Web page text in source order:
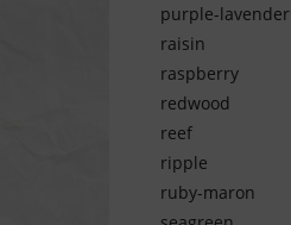
purple-lavender
raisin
raspberry
redwood
reef
ripple
ruby-maron